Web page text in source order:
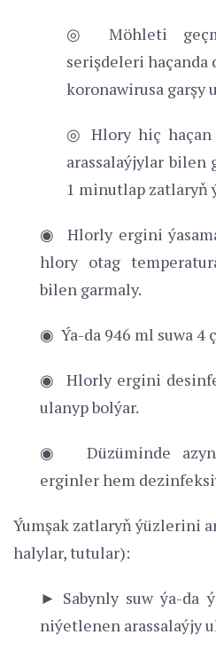
◎ Möhleti
serişdeleri
koronawirusa garşy
◎ Hlory hiç haçan
arassalaýjylar bilen
1 minutlap zatlaryň
◉ Hlorly ergini
hlory otag
bilen garmaly.
◉ Ýa-da 946 ml suwa 4
◉ Hlorly ergini
ulanyp bolýar.
◉ Düzüminde
erginler hem
Ýumşak zatlaryň ýüzlerini
halylar, tutular):
► Sabynly suw ýa-da
niýetlenen arassalaýjy